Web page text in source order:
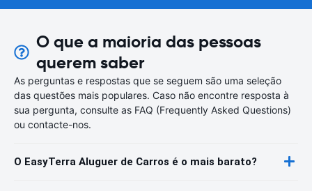
O que a maioria das pessoas
querem saber
As perguntas e respostas que se seguem são uma seleção
das questões mais populares. Caso não encontre resposta à
sua pergunta, consulte as FAQ (Frequently Asked Questions)
ou contacte-nos.
O EasyTerra Aluguer de Carros é o mais barato?